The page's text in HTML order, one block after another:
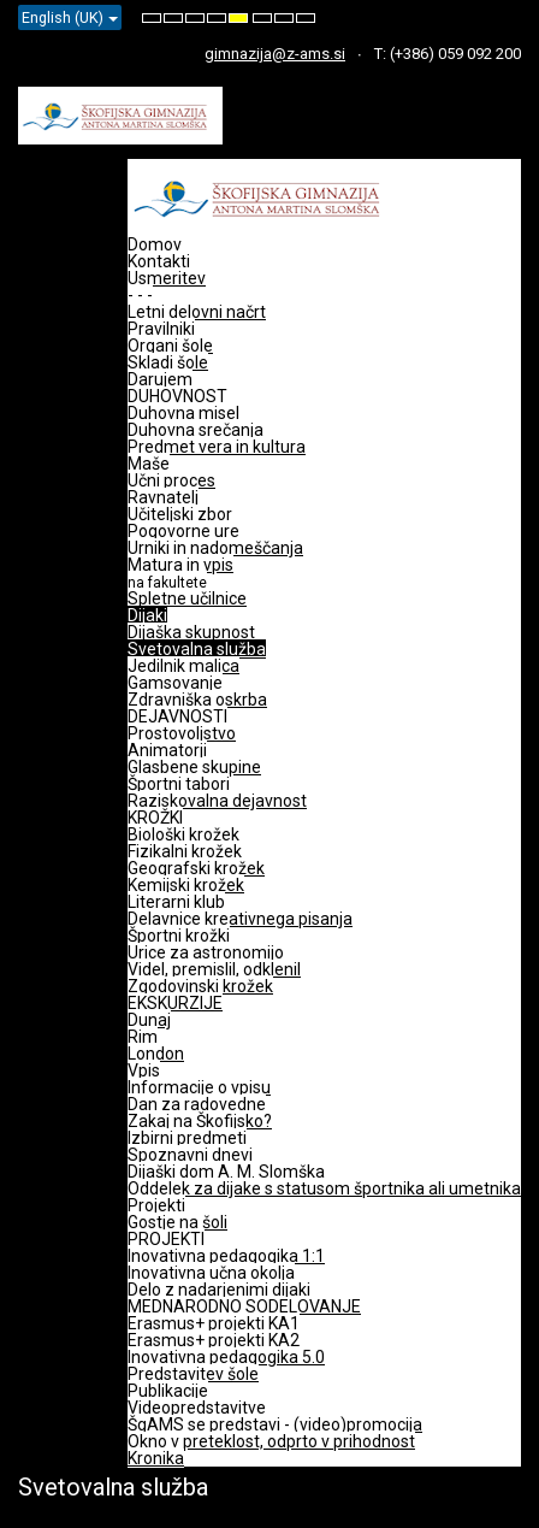
English (UK)
Default
NightHigh
Black
White
High
Black
Yellow
High
Yellow
Black
Set
Font
Set
Font
Set
Font
gimnazija@z-ams.si T: (+386) 059 092 200
Domov
Kontakti
Usmeritev
- - -
Letni delovni načrt
Pravilniki
Organi šole
Skladi šole
Darujem
DUHOVNOST
Duhovna misel
Duhovna srečanja
Predmet vera in kultura
Maše
Učni proces
Ravnatelj
Učiteljski zbor
Pogovorne ure
Urniki in nadomeščanja
Matura in vpis
na fakultete
Spletne učilnice
Dijaki
Dijaška skupnost
Svetovalna služba
Jedilnik malica
Gamsovanje
Zdravniška oskrba
DEJAVNOSTI
Prostovoljstvo
Animatorji
Glasbene skupine
Športni tabori
Raziskovalna dejavnost
KROŽKI
Biološki krožek
Fizikalni krožek
Geografski krožek
Kemijski krožek
Literarni klub
Delavnice kreativnega pisanja
Športni krožki
Urice za astronomijo
Videl, premislil, odklenil
Zgodovinski krožek
EKSKURZIJE
Dunaj
Rim
London
Vpis
Informacije o vpisu
Dan za radovedne
Zakaj na Škofijsko?
Izbirni predmeti
Spoznavni dnevi
Dijaški dom A. M. Slomška
Oddelek za dijake s statusom športnika ali umetnika
Projekti
Gostje na šoli
PROJEKTI
Inovativna pedagogika 1:1
Inovativna učna okolja
Delo z nadarjenimi dijaki
MEDNARODNO SODELOVANJE
Erasmus+ projekti KA1
Erasmus+ projekti KA2
Inovativna pedagogika 5.0
Predstavitev šole
Publikacije
Videopredstavitve
ŠgAMS se predstavi - (video)promocija
Okno v preteklost, odprto v prihodnost
Kronika
Svetovalna služba